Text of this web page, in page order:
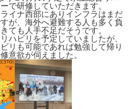
で研修していただきます。
イナ西部にありインフラはまだ
が、海外へ避難する人も多く負
ても人手不足だそうです。
ハビリを予定していましたが、
リも可能であれば勉強して帰り
意欲が伺えました。